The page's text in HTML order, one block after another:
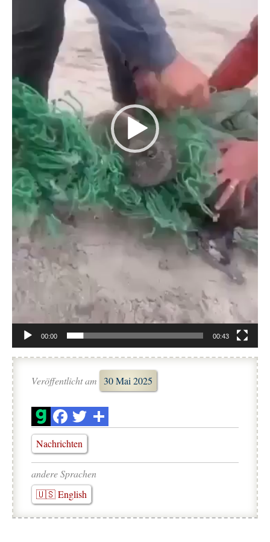
00:00 00:43
Veröffentlicht am 30 Mai 2025
Nachrichten
andere Sprachen
🇺🇸 English